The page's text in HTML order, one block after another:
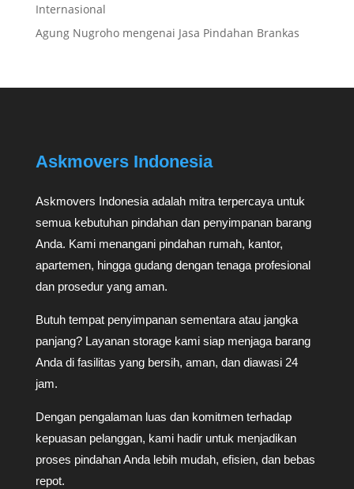
Internasional
Agung Nugrohomengenai Jasa Pindahan Brankas
Askmovers Indonesia
Askmovers Indonesia adalah mitra terpercaya untuk
semua kebutuhan pindahan dan penyimpanan barang
Anda. Kami menangani pindahan rumah, kantor,
apartemen, hingga gudang dengan tenaga profesional
dan prosedur yang aman.
Butuh tempat penyimpanan sementara atau jangka
panjang? Layanan storage kami siap menjaga barang
Anda di fasilitas yang bersih, aman, dan diawasi 24
jam.
Dengan pengalaman luas dan komitmen terhadap
kepuasan pelanggan, kami hadir untuk menjadikan
proses pindahan Anda lebih mudah, efisien, dan bebas
repot.